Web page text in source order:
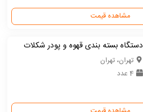
مشاهده قیمت
دستگاه بسته بندی قهوه و پودر شکلات
تهران، تهران
4 عدد